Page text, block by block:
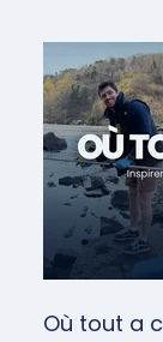
Où tout a